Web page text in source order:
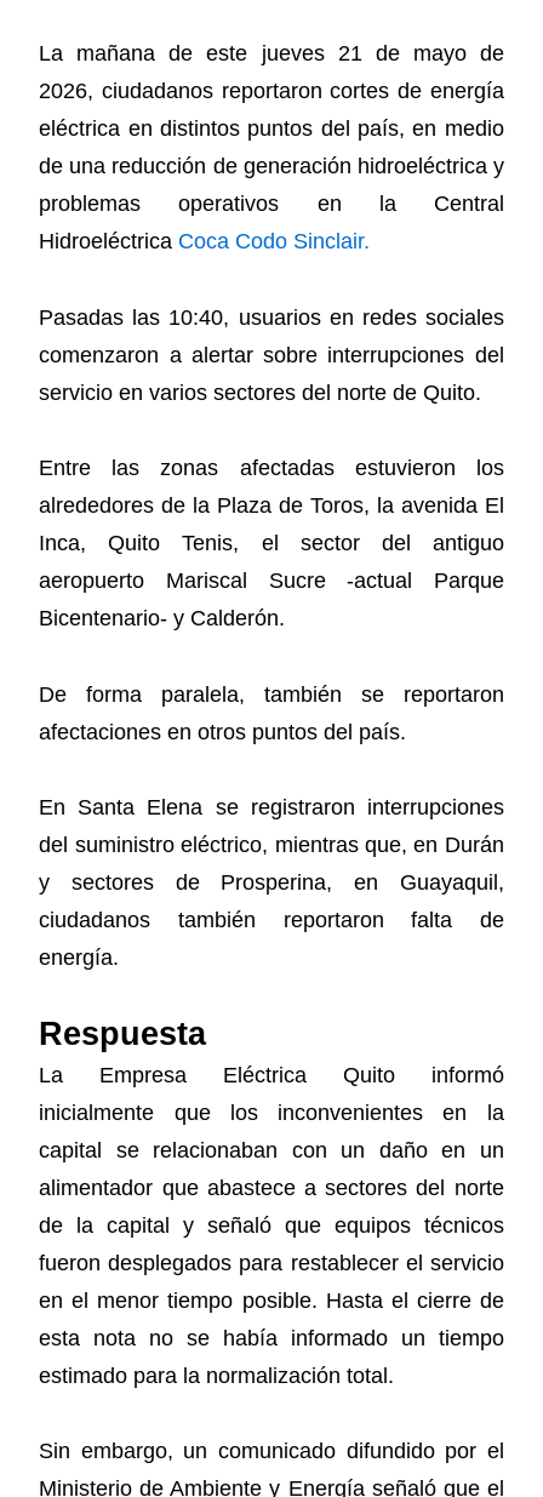
La mañana de este jueves 21 de mayo de
2026, ciudadanos reportaron cortes de energía
eléctrica en distintos puntos del país, en medio
de una reducción de generación hidroeléctrica y
problemas operativos en la Central
Hidroeléctrica Coca Codo Sinclair.
Pasadas las 10:40, usuarios en redes sociales
comenzaron a alertar sobre interrupciones del
servicio en varios sectores del norte de Quito.
Entre las zonas afectadas estuvieron los
alrededores de la Plaza de Toros, la avenida El
Inca, Quito Tenis, el sector del antiguo
aeropuerto Mariscal Sucre -actual Parque
Bicentenario- y Calderón.
De forma paralela, también se reportaron
afectaciones en otros puntos del país.
En Santa Elena se registraron interrupciones
del suministro eléctrico, mientras que, en Durán
y sectores de Prosperina, en Guayaquil,
ciudadanos también reportaron falta de
energía.
Respuesta
La Empresa Eléctrica Quito informó
inicialmente que los inconvenientes en la
capital se relacionaban con un daño en un
alimentador que abastece a sectores del norte
de la capital y señaló que equipos técnicos
fueron desplegados para restablecer el servicio
en el menor tiempo posible. Hasta el cierre de
esta nota no se había informado un tiempo
estimado para la normalización total.
Sin embargo, un comunicado difundido por el
Ministerio de Ambiente y Energía señaló que el